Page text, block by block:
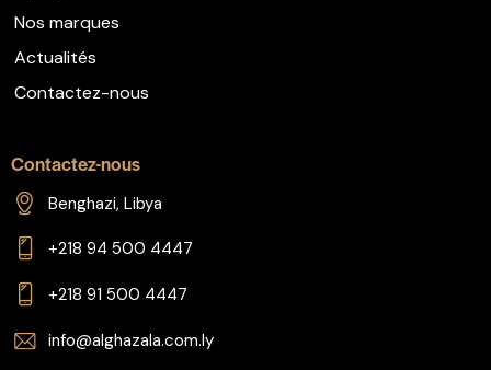
Nos marques
Actualités
Contactez-nous
Contactez-nous
Benghazi, Libya
+218 94 500 4447
+218 91 500 4447
info@alghazala.com.ly